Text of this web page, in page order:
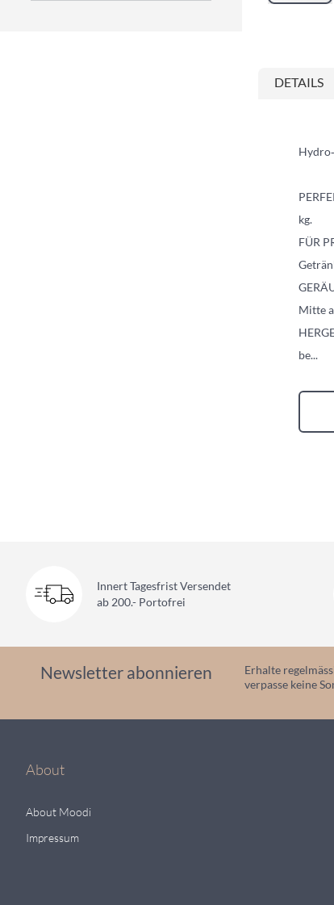
springen
DETAILS
kg.
FÜR
Mitte
be...
Innert Tagesfrist Versendet
ab 200.- Portofrei
Newsletter abonnieren
Erhalte
verpasse keine
About
About Moodi
Impressum